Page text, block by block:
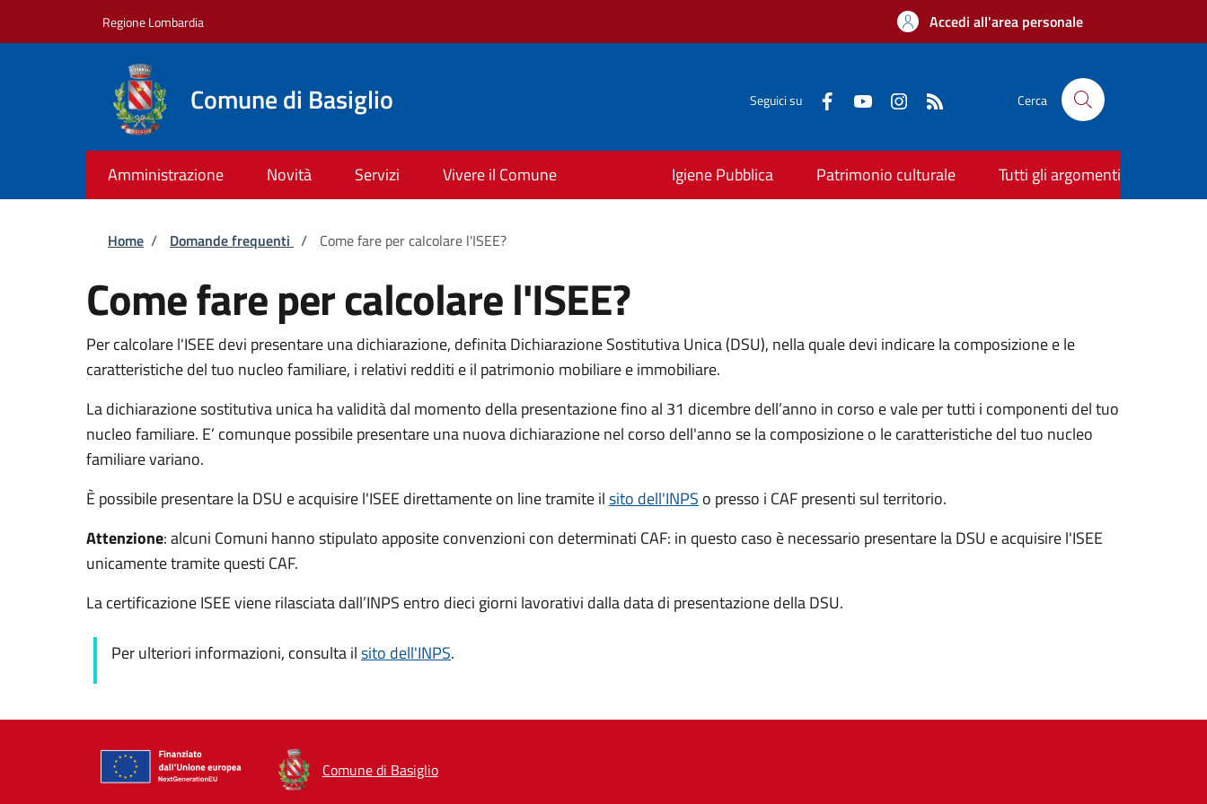
Regione Lombardia Accedi all'area personale
Comune di Basiglio Seguici su Cerca
Amministrazione Novità Servizi Vivere il Comune Igiene Pubblica Patrimonio culturale Tutti gli argomenti
Briciole di pane
Home / Domande frequenti / Come fare per calcolare l'ISEE?
Come fare per calcolare l'ISEE?
Per calcolare l'ISEE devi presentare una dichiarazione, definita Dichiarazione Sostitutiva Unica (DSU), nella quale devi indicare la composizione e le
caratteristiche del tuo nucleo familiare, i relativi redditi e il patrimonio mobiliare e immobiliare.
La dichiarazione sostitutiva unica ha validità dal momento della presentazione fino al 31 dicembre dell’anno in corso e vale per tutti i componenti del tuo
nucleo familiare. E’ comunque possibile presentare una nuova dichiarazione nel corso dell'anno se la composizione o le caratteristiche del tuo nucleo
familiare variano.
È possibile presentare la DSU e acquisire l'ISEE direttamente on line tramite ilsito dell'INPS o presso i CAF presenti sul territorio.
Attenzione: alcuni Comuni hanno stipulato apposite convenzioni con determinati CAF: in questo caso è necessario presentare la DSU e acquisire l'ISEE
unicamente tramite questi CAF.
La certificazione ISEE viene rilasciata dall’INPS entro dieci giorni lavorativi dalla data di presentazione della DSU.
Per ulteriori informazioni, consulta ilsito dell'INPS.
Comune di Basiglio